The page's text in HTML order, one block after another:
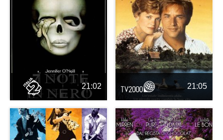
21:02 21:05